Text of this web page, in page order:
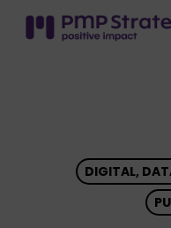
DIGITAL,